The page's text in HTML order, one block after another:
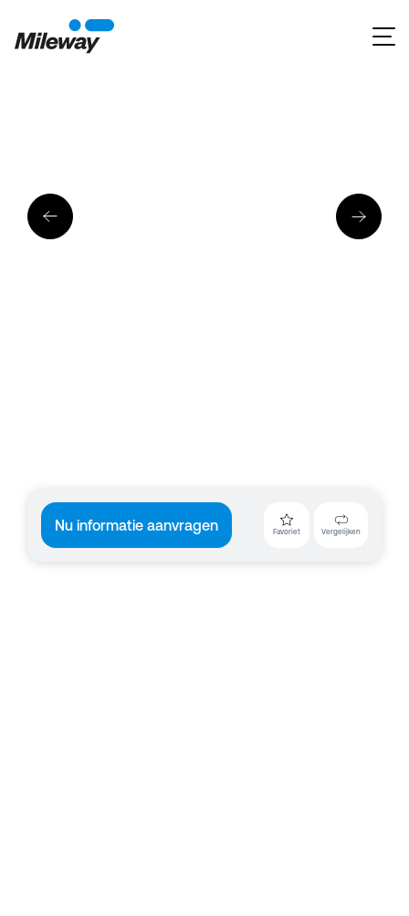
Nu informatie aanvragen Favoriet Vergelijken